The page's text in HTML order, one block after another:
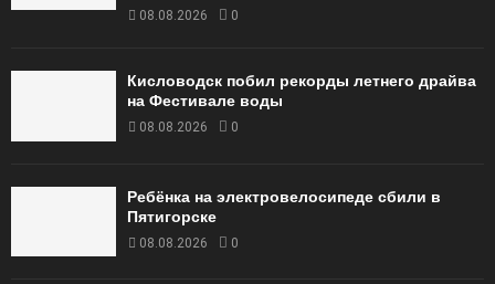
08.08.2026 0
Кисловодск побил рекорды летнего драйва
на Фестивале воды
08.08.2026 0
Ребёнка на электровелосипеде сбили в
Пятигорске
08.08.2026 0